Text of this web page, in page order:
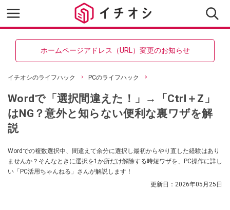
ホームページアドレス（URL）変更のお知らせ
イチオシのライフハック PCのライフハック
Wordで「選択間違えた！」→「Ctrl＋Z」
はNG？意外と知らない便利な裏ワザを解
説
Wordでの複数選択中、間違えて余分に選択し最初からやり直した経験はあり
ませんか？そんなときに選択を1か所だけ解除する時短ワザを、PC操作に詳し
い「PC活用ちゃんねる」さんが解説します！
更新日： 2026年05月25日